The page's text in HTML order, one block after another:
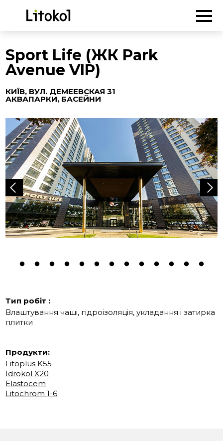
ГОЛОВНА -Об'єкти
Sport Life (ЖК Park
Sport Life (ЖК Park
Avenue VIP)
КИЇВ, ВУЛ. ДЕМЕЕВСКАЯ 31
АКВАПАРКИ, БАСЕЙНИ
Тип робіт :
Влаштування чаші, гідроізоляція, укладання і затирка
плитки
Продукти:
Litoplus K55
Idrokol X20
Elastocem
Litochrom 1-6